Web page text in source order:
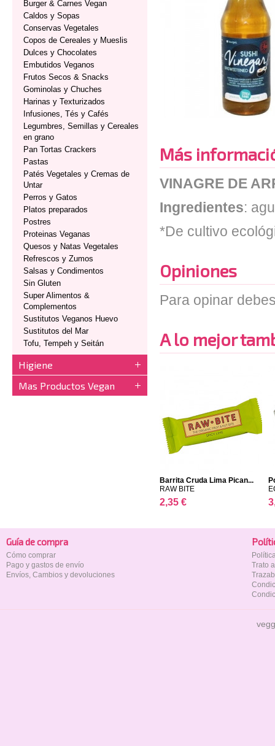
Burger & Carnes Vegan
Caldos y Sopas
Conservas Vegetales
Copos de Cereales y Mueslis
Dulces y Chocolates
Embutidos Veganos
Frutos Secos & Snacks
Gominolas y Chuches
Harinas y Texturizados
Infusiones, Tés y Cafés
Legumbres, Semillas y Cereales
en grano
Pan Tortas Crackers
Pastas
Patés Vegetales y Cremas de
Untar
Perros y Gatos
Platos preparados
Postres
Proteinas Veganas
Quesos y Natas Vegetales
Refrescos y Zumos
Salsas y Condimentos
Sin Gluten
Super Alimentos &
Complementos
Sustitutos Veganos Huevo
Sustitutos del Mar
Tofu, Tempeh y Seitán
Higiene
Mas Productos Vegan
Más
VINAGRE DE
Ingredientes:
*De cultivo
Opiniones
Para opinar
A lo mejor
Barrita Cruda Lima Pican...
RAW BITE
2,35 €
Guía de compra
Cómo comprar
Pago y gastos de envío
Envíos, Cambios y devoluciones
Trato